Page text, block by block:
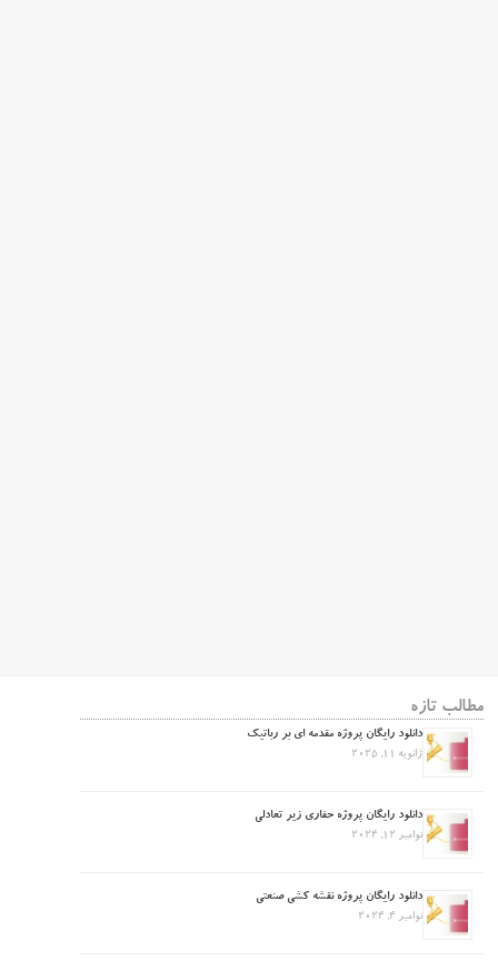
مطالب تازه
دانلود رایگان پروژه مقدمه ای بر رباتیک
ژانویه 11, 2025
دانلود رایگان پروژه حفاری زیر تعادلی
نوامبر 12, 2024
دانلود رایگان پروژه نقشه کشی صنعتی
نوامبر 4, 2024